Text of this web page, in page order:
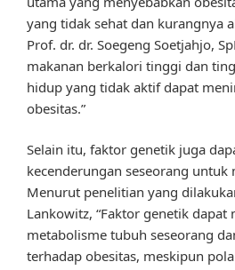
yang tidak sehat dan kurangnya
Prof. dr. dr. Soegeng Soetjahjo,
makanan berkalori tinggi dan
hidup yang tidak aktif dapat
obesitas.”
Selain itu, faktor genetik juga
kecenderungan seseorang untuk
Menurut penelitian yang
Lankowitz, “Faktor genetik dapat
metabolisme tubuh seseorang
terhadap obesitas, meskipun